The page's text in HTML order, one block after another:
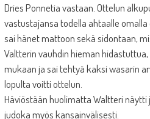
Dries Ponnetia vastaan. Ottelun
vastustajansa todella ahtaalle
sai hänet mattoon sekä sidontaan,
Valtterin vauhdin hieman
mukaan ja sai tehtyä kaksi wasarin
lopulta voitti ottelun.
Häviöstään huolimatta Waltteri
judoka myös kansainvälisesti.